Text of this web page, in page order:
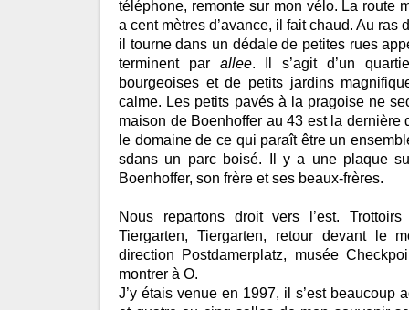
téléphone, remonte sur mon vélo. La route
a cent mètres d’avance, il fait chaud. Au ras
il tourne dans un dédale de petites rues
terminent par allee. Il s’agit d’un
bourgeoises et de petits jardins
calme. Les petits pavés à la pragoise ne
maison de Boenhoffer au 43 est la dernière
le domaine de ce qui paraît être un
sdans un parc boisé. Il y a une plaque
Boenhoffer, son frère et ses beaux-frères.
Nous repartons droit vers l’est.
Tiergarten, Tiergarten, retour devant le
direction Postdamerplatz, musée
montrer à O.
J’y étais venue en 1997, il s’est beaucoup